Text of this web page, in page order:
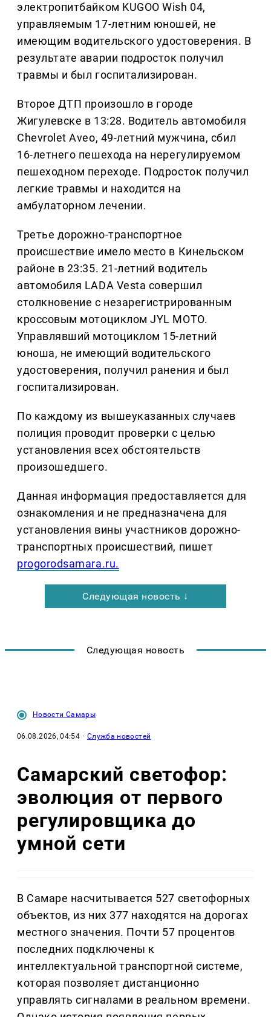
электропитбайком KUGOO Wish 04,
управляемым 17-летним юношей, не
имеющим водительского удостоверения. В
результате аварии подросток получил
травмы и был госпитализирован.
Второе ДТП произошло в городе
Жигулевске в 13:28. Водитель автомобиля
Chevrolet Aveo, 49-летний мужчина, сбил
16-летнего пешехода на нерегулируемом
пешеходном переходе. Подросток получил
легкие травмы и находится на
амбулаторном лечении.
Третье дорожно-транспортное
происшествие имело место в Кинельском
районе в 23:35. 21-летний водитель
автомобиля LADA Vesta совершил
столкновение с незарегистрированным
кроссовым мотоциклом JYL MOTO.
Управлявший мотоциклом 15-летний
юноша, не имеющий водительского
удостоверения, получил ранения и был
госпитализирован.
По каждому из вышеуказанных случаев
полиция проводит проверки с целью
установления всех обстоятельств
произошедшего.
Данная информация предоставляется для
ознакомления и не предназначена для
установления вины участников дорожно-
транспортных происшествий, пишет
progorodsamara.ru.
Следующая новость ↓
Следующая новость
Новости Самары
06.08.2026, 04:54 · Служба новостей
Самарский светофор:
эволюция от первого
регулировщика до
умной сети
В Самаре насчитывается 527 светофорных
объектов, из них 377 находятся на дорогах
местного значения. Почти 57 процентов
последних подключены к
интеллектуальной транспортной системе,
которая позволяет дистанционно
управлять сигналами в реальном времени.